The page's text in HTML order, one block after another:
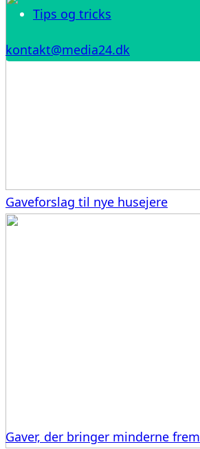
Gaveforslag til nye husejere
Gaver, der bringer minderne frem
Tips og tricks
kontakt@media24.dk